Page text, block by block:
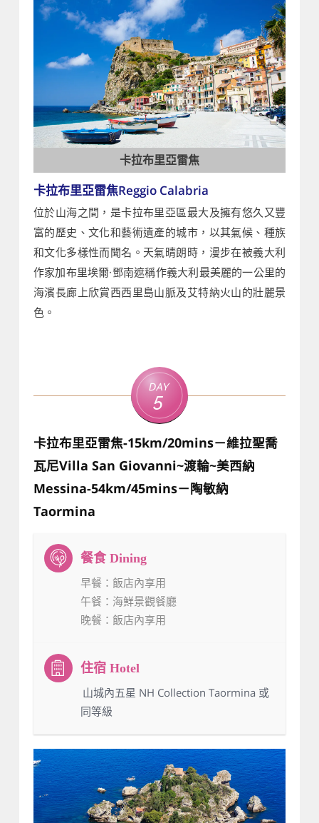
卡拉布里亞雷焦
卡拉布里亞雷焦Reggio Calabria
位於山海之間，是卡拉布里亞區最大及擁有悠久又豐
富的歷史、文化和藝術遺產的城市，以其氣候、種族
和文化多樣性而聞名。天氣晴朗時，漫步在被義大利
作家加布里埃爾·鄧南遮稱作義大利最美麗的一公里的
海濱長廊上欣賞西西里島山脈及艾特納火山的壯麗景
色。
Day
5
卡拉布里亞雷焦-15km/20mins－維拉聖喬
瓦尼Villa San Giovanni~渡輪~美西納
Messina-54km/45mins－陶敏納
Taormina
早餐 ：飯店內享用
午餐 ：海鮮景觀餐廳
晚餐 ：飯店內享用
：山城內五星 NH Collection Taormina 或
同等級